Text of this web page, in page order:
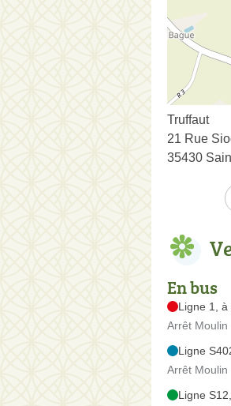
Truffaut
21 Rue
35430
En bus
Ligne 1, à
Arrêt Moulin
Ligne
Arrêt Moulin
Ligne